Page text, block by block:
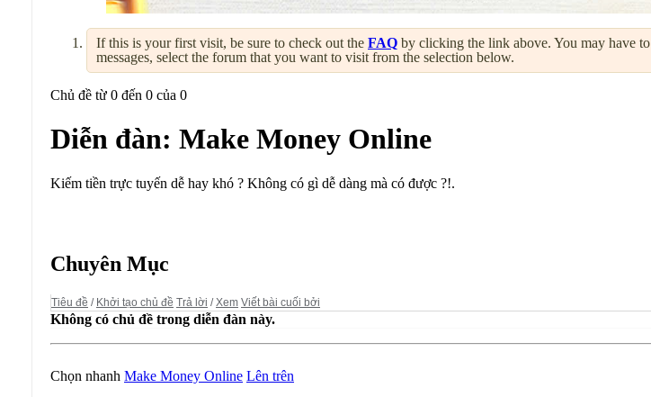
If this is your first visit, be sure to check out the FAQ by clicking the link above. You may have to
messages, select the forum that you want to visit from the selection below.
Chủ đề từ 0 đến 0 của 0
Diễn đàn: Make Money Online
Kiếm tiền trực tuyến dễ hay khó ? Không có gì dễ dàng mà có được ?!.
Chuyên Mục
Tiêu đề / Khởi tạo chủ đề Trả lời /Xem Viết bài cuối bởi
Không có chủ đề trong diễn đàn này.
Chọn nhanh Make Money Online Lên trên